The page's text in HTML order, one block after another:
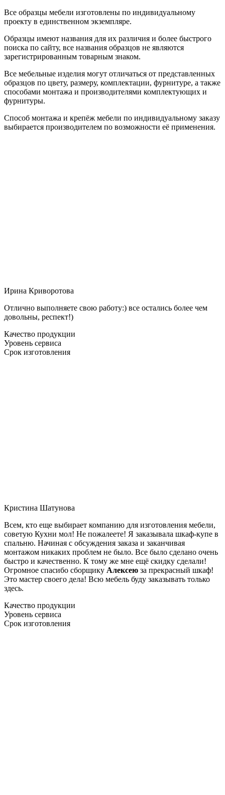
Все образцы мебели изготовлены по индивидуальному
проекту в единственном экземпляре.
Образцы имеют названия для их различия и более быстрого
поиска по сайту, все названия образцов не являются
зарегистрированным товарным знаком.
Все мебельные изделия могут отличаться от представленных
образцов по цвету, размеру, комплектации, фурнитуре, а также
способами монтажа и производителями комплектующих и
фурнитуры.
Способ монтажа и крепёж мебели по индивидуальному заказу
выбирается производителем по возможности её применения.
Ирина Криворотова
Отлично выполняете свою работу:) все остались более чем
довольны, респект!)
Качество продукции
Уровень сервиса
Срок изготовления
Кристина Шатунова
Всем, кто еще выбирает компанию для изготовления мебели,
советую Кухни мол! Не пожалеете! Я заказывала шкаф-купе в
спальню. Начиная с обсуждения заказа и заканчивая
монтажом никаких проблем не было. Все было сделано очень
быстро и качественно. К тому же мне ещё скидку сделали!
Огромное спасибо сборщику Алексею за прекрасный шкаф!
Это мастер своего дела! Всю мебель буду заказывать только
здесь.
Качество продукции
Уровень сервиса
Срок изготовления